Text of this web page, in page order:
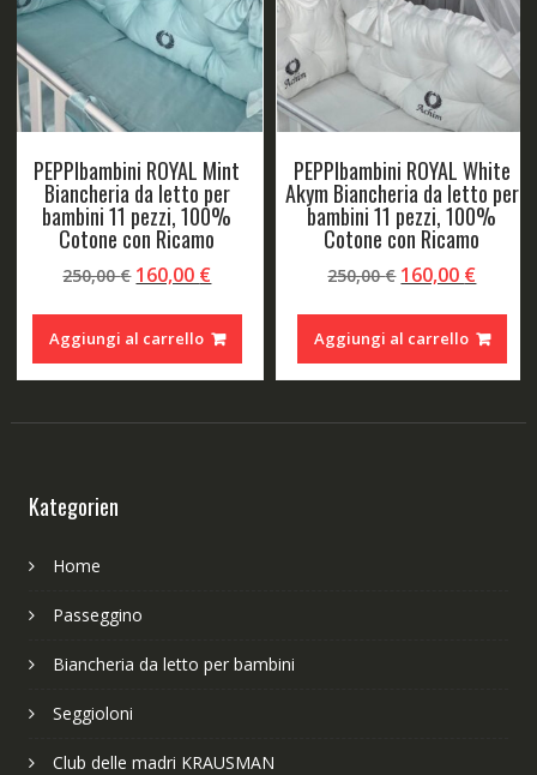
€.
PEPPIbambini ROYAL Mint
Biancheria da letto per
bambini 11 pezzi, 100%
Cotone con Ricamo
250,00€ Il
originale
era:
250,00 €.
160,00 €Il
attuale
è:
160,00 €.
Aggiungi al carrello
PEPPIbambini ROYAL White
Akym Biancheria da letto per
bambini 11 pezzi, 100%
Cotone con Ricamo
250,00€ Il
originale
era:
250,00 €.
160,00 €Il
è:
Aggiungi al carrello
Kategorien
Home
Passeggino
Biancheria da letto per bambini
Seggioloni
Club delle madri KRAUSMAN